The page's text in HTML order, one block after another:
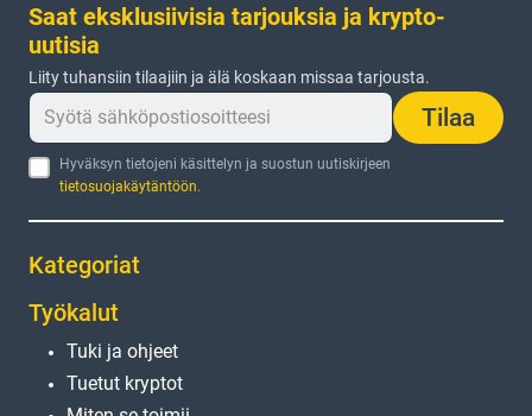
Saat eksklusiivisia tarjouksia ja krypto-
uutisia
Liity tuhansiin tilaajiin ja älä koskaan missaa tarjousta.
Tilaa
Hyväksyn tietojeni käsittelyn ja suostun uutiskirjeen
tietosuojakäytäntöön.
Kategoriat
Työkalut
Tuki ja ohjeet
Tuetut kryptot